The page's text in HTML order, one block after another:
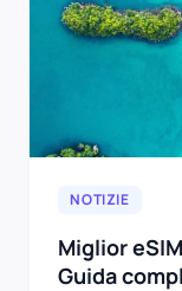
NOTIZIE
Miglior
Guida